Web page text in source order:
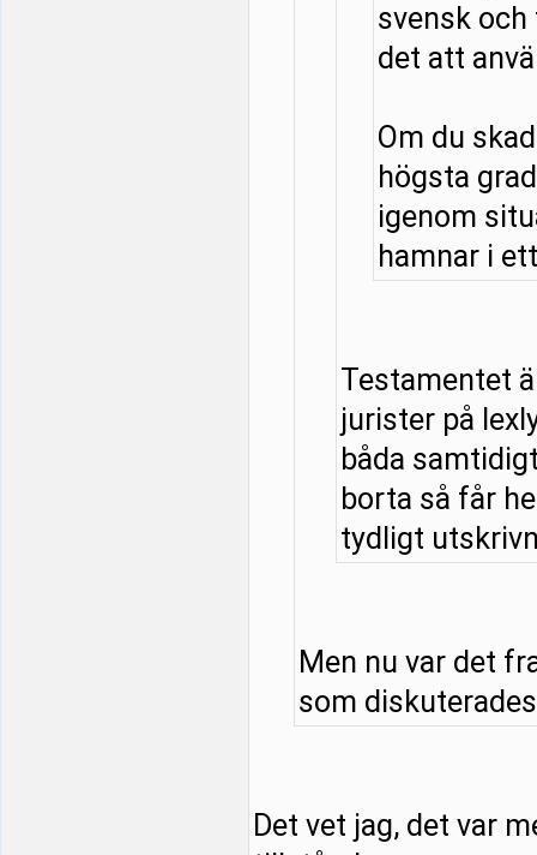
svensk
det att
Om du
högsta
igenom
hamnar i
Testamentet
jurister på
båda
borta så får
tydligt
Men nu var det
som
Det vet jag, det var